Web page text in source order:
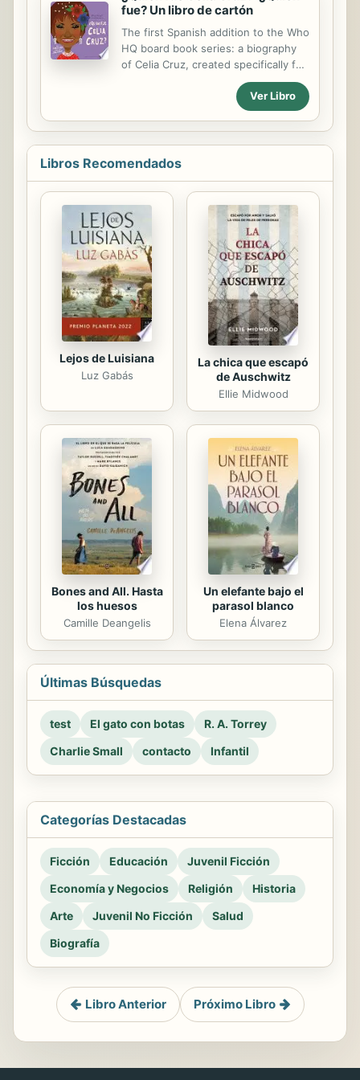
fue? Un libro de cartón
The first Spanish addition to the Who
HQ board book series: a biography
of Celia Cruz, created specifically for
the preschool audience! ¡La primera
adición en español de la serie de
libros de cartón Who HQ: una
biografía de Celia Cruz, creada
específicamente para los niños de
preescolar! The #1 New York Times
expands into the Spanish market,
bringing age-appropriate biographies
of influential figures to readers ages
2-4. The chronology and themes of
Celia Cruz's meaningful life are
presented in a masterfully succinct
text, with just a few sentences per
page. ...
Ver Libro
Libros Recomendados
Lejos de Luisiana
Luz Gabás
La chica que escapó
de Auschwitz
Ellie Midwood
Bones and All. Hasta
los huesos
Camille Deangelis
Un elefante bajo el
parasol blanco
Elena Álvarez
Últimas Búsquedas
test El gato con botas
R. A. Torrey
Charlie Small
contacto Infantil
Categorías Destacadas
Ficción Educación
Juvenil Ficción
Economía y Negocios
Religión
Historia
Arte
Juvenil No Ficción
Salud
Biografía
Libro Anterior Próximo Libro